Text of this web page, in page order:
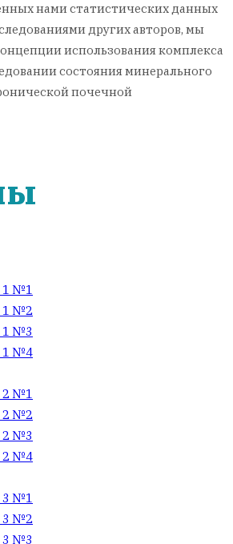
нами статистических данных
других авторов, мы
использования комплекса
состояния минерального
почечной
1 №1
1 №2
1 №3
1 №4
2 №1
2 №2
2 №3
2 №4
3 №1
3 №2
3 №3